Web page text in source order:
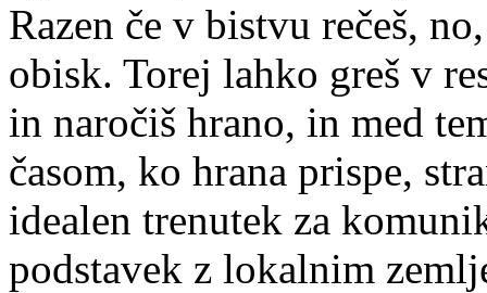
Razen če v bistvu rečeš,
obisk. Torej lahko greš v
in naročiš hrano, in med
časom, ko hrana prispe,
idealen trenutek za
podstavek z lokalnim